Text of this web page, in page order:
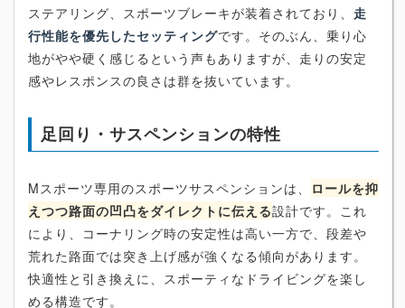
ステアリング、スポーツブレーキが装着されており、 走
行性能を優先したセッティングです。そのぶん、乗り心
地がやや硬く感じるという声もありますが、走りの安定
感やレスポンスの良さは群を抜いています。
足回り・サスペンションの特性
Mスポーツ専用のスポーツサスペンションは、 ロールを抑
えつつ路面の凹凸をダイレクトに伝える設計です。これ
により、コーナリング時の安定性は高い一方で、段差や
荒れた路面では突き上げ感が強くなる傾向があります。
快適性と引き換えに、スポーティなドライビングを楽し
める構造です。